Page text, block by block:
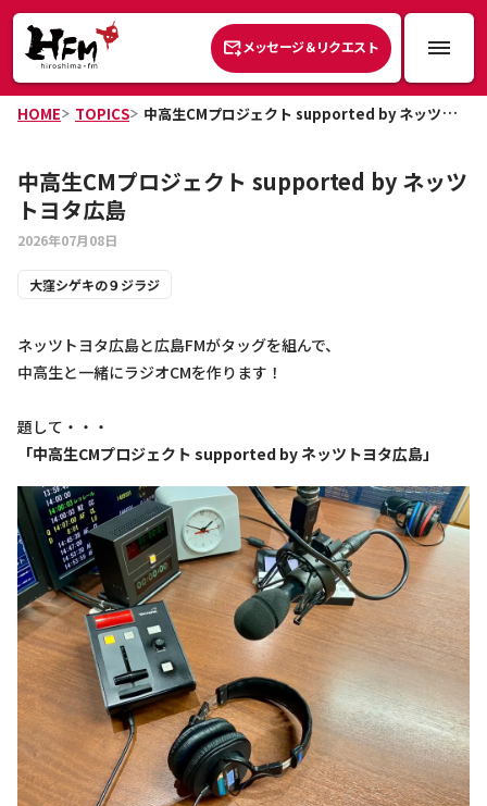
メッセージ＆リクエスト
HOME TOPICS 中高生CMプロジェクト supported by ネッツトヨタ広島
中高生CMプロジェクト supported by ネッツ
トヨタ広島
2026年07月08日
大窪シゲキの９ジラジ
ネッツトヨタ広島と広島FMがタッグを組んで、
中高生と一緒にラジオCMを作ります！
題して・・・
「中高生CMプロジェクト supported by ネッツトヨタ広島」